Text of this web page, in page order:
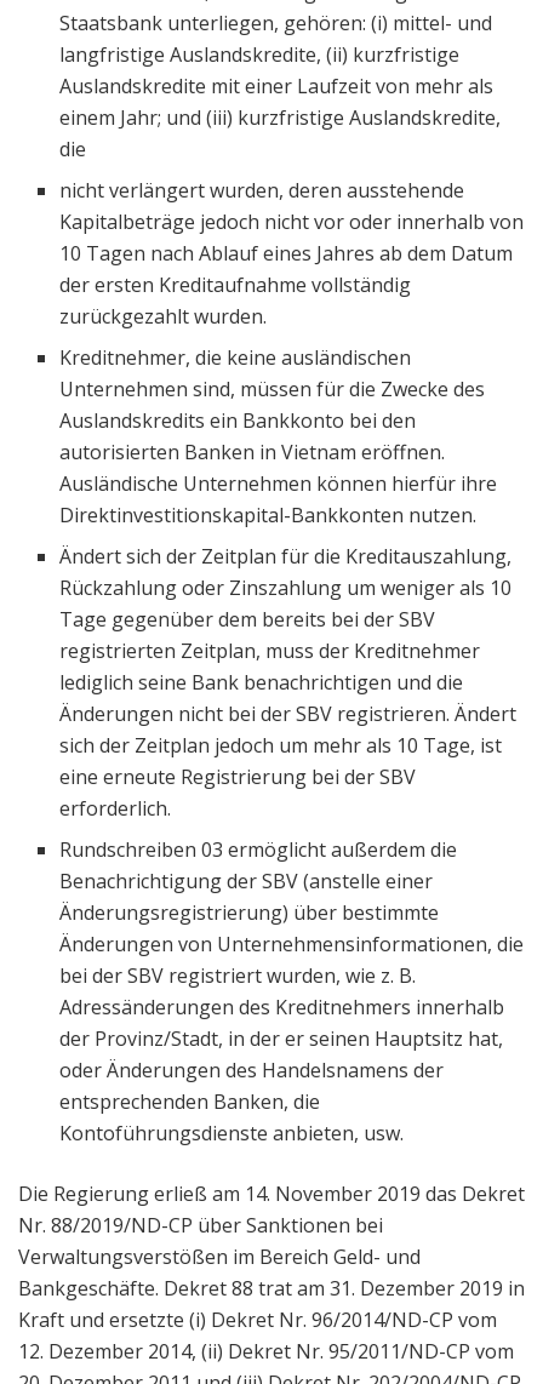
Staatsbank unterliegen, gehören: (i) mittel- und
langfristige Auslandskredite, (ii) kurzfristige
Auslandskredite mit einer Laufzeit von mehr als
einem Jahr; und (iii) kurzfristige Auslandskredite,
die
nicht verlängert wurden, deren ausstehende
Kapitalbeträge jedoch nicht vor oder innerhalb von
10 Tagen nach Ablauf eines Jahres ab dem Datum
der ersten Kreditaufnahme vollständig
zurückgezahlt wurden.
Kreditnehmer, die keine ausländischen
Unternehmen sind, müssen für die Zwecke des
Auslandskredits ein Bankkonto bei den
autorisierten Banken in Vietnam eröffnen.
Ausländische Unternehmen können hierfür ihre
Direktinvestitionskapital-Bankkonten nutzen.
Ändert sich der Zeitplan für die Kreditauszahlung,
Rückzahlung oder Zinszahlung um weniger als 10
Tage gegenüber dem bereits bei der SBV
registrierten Zeitplan, muss der Kreditnehmer
lediglich seine Bank benachrichtigen und die
Änderungen nicht bei der SBV registrieren. Ändert
sich der Zeitplan jedoch um mehr als 10 Tage, ist
eine erneute Registrierung bei der SBV
erforderlich.
Rundschreiben 03 ermöglicht außerdem die
Benachrichtigung der SBV (anstelle einer
Änderungsregistrierung) über bestimmte
Änderungen von Unternehmensinformationen, die
bei der SBV registriert wurden, wie z. B.
Adressänderungen des Kreditnehmers innerhalb
der Provinz/Stadt, in der er seinen Hauptsitz hat,
oder Änderungen des Handelsnamens der
entsprechenden Banken, die
Kontoführungsdienste anbieten, usw.
Die Regierung erließ am 14. November 2019 das Dekret
Nr. 88/2019/ND-CP über Sanktionen bei
Verwaltungsverstößen im Bereich Geld- und
Bankgeschäfte. Dekret 88 trat am 31. Dezember 2019 in
Kraft und ersetzte (i) Dekret Nr. 96/2014/ND-CP vom
12. Dezember 2014, (ii) Dekret Nr. 95/2011/ND-CP vom